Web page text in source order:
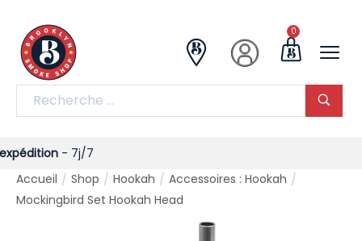
0
- 7j/7
Accueil / Shop / Hookah / Accessoires : Hookah /
Mockingbird Set Hookah Head